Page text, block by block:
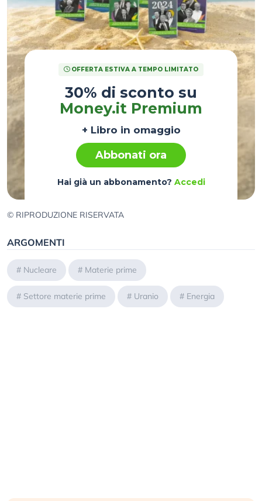
OFFERTA ESTIVA A TEMPO LIMITATO
30% di sconto su
Money.it Premium
+ Libro in omaggio
Abbonati ora
Hai già un abbonamento? Accedi
© RIPRODUZIONE RISERVATA
ARGOMENTI
# Nucleare # Materie prime
# Settore materie prime # Uranio # Energia